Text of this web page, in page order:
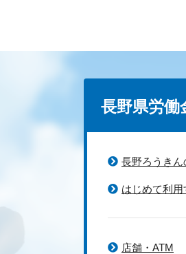
長野県労働
長野ろうきん
はじめて利用
店舗・ATM